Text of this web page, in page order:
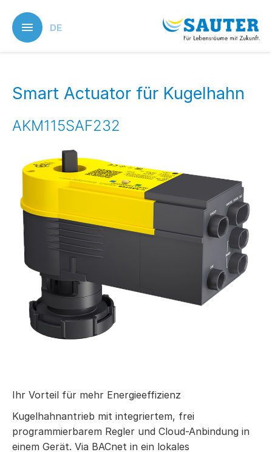
main
content
DE
Smart Actuator für Kugelhahn
AKM115SAF232
Ihr Vorteil für mehr Energieeffizienz
Kugelhahnantrieb mit integriertem, frei
programmierbarem Regler und Cloud-Anbindung in
einem Gerät. Via BACnet in ein lokales